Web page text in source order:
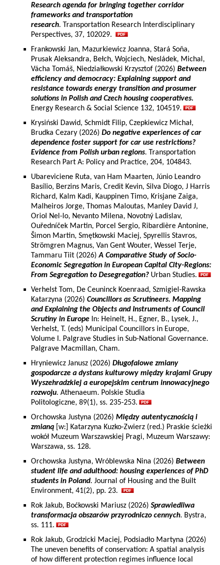
Research agenda for bringing together corridor
frameworks and transportation
research. Transportation Research Interdisciplinary
Perspectives, 37, 102029.
Frankowski Jan, Mazurkiewicz Joanna, Stará Soňa,
Prusak Aleksandra, Bełch, Wojciech, Nesládek, Michal,
Vácha Tomáš, Niedziałkowski Krzysztof (2026) Between
efficiency and democracy: Explaining support and
resistance towards energy transition and prosumer
solutions in Polish and Czech housing cooperatives.
Energy Research & Social Science 132, 104519.
Krysiński Dawid, Schmidt Filip, Czepkiewicz Michał,
Brudka Cezary (2026) Do negative experiences of car
dependence foster support for car use restrictions?
Evidence from Polish urban regions. Transportation
Research Part A: Policy and Practice, 204, 104843.
Ubareviciene Ruta, van Ham Maarten, Júnio Leandro
Basílio, Berzins Maris, Credit Kevin, Silva Diogo, J Harris
Richard, Kalm Kadi, Kauppinen Timo, Krisjane Zaiga,
Malheiros Jorge, Thomas Maloutas, Manley David J,
Oriol Nel-lo, Nevanto Milena, Novotný Ladislav,
Ouředníček Martin, Porcel Sergio, Ribardière Antonine,
Šimon Martin, Smętkowski Maciej, Spyrellis Stavros,
Strömgren Magnus, Van Gent Wouter, Wessel Terje,
Tammaru Tiit (2026)A Comparative Study of Socio-
Economic Segregation in European Capital City-Regions:
From Segregation to Desegregation? Urban Studies.
Verhelst Tom, De Ceuninck Koenraad, Szmigiel-Rawska
Katarzyna (2026) Councillors as Scrutineers. Mapping
and Explaining the Objects and Instruments of Council
Scrutiny in Europe In: Heinelt, H., Egner, B., Lysek, J.,
Verhelst, T. (eds) Municipal Councillors in Europe,
Volume I. Palgrave Studies in Sub-National Governance.
Palgrave Macmillan, Cham.
Hryniewicz Janusz (2026) Długofalowe zmiany
gospodarcze a dystans kulturowy między krajami Grupy
Wyszehradzkiej a europejskim centrum innowacyjnego
rozwoju. Athenaeum. Polskie Studia
Politologiczne, 89(1), ss. 235-253.
Orchowska Justyna (2026) Między autentycznością i
zmianą [w:] Katarzyna Kuzko-Zwierz (red.) Praskie ścieżki
wokół Muzeum Warszawskiej Pragi, Muzeum Warszawy:
Warszawa, ss. 128.
Orchowska Justyna, Wróblewska Nina (2026) Between
student life and adulthood: housing experiences of PhD
students in Poland. Journal of Housing and the Built
Environment, 41(2), pp. 23.
Rok Jakub, Boćkowski Mariusz (2026) Sprawiedliwa
transformacja obszarów przyrodniczo cennych. Bystra,
ss. 111.
Rok Jakub, Grodzicki Maciej, Podsiadło Martyna (2026)
The uneven benefits of conservation: A spatial analysis
of how different protection regimes influence local